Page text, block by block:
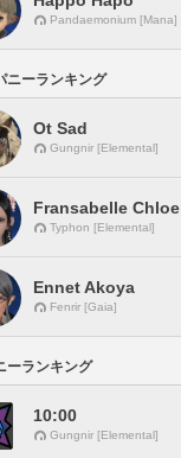
Pandaemonium [Mana]
ニーランキング
Ot Sad
Gungnir [Elemental]
Fransabelle Chloe
Typhon [Elemental]
Ennet Akoya
Fenrir [Gaia]
ーランキング
10:00
Gungnir [Elemental]